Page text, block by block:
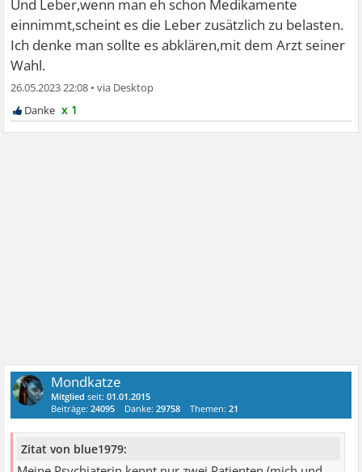
Und Leber,wenn man eh schon Medikamente
einnimmt,scheint es die Leber zusätzlich zu belasten.
Ich denke man sollte es abklären,mit dem Arzt seiner
Wahl.
26.05.2023 22:08 •
x 1
Mondkatze
Mitglied seit:01.01.2015
Beiträge:24095 Danke:29758 Themen:21
Zitat von blue1979: